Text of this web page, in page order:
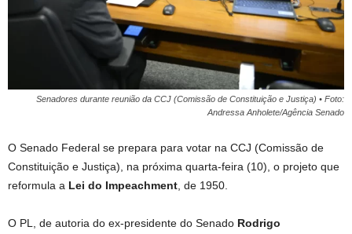
Senadores durante reunião da CCJ (Comissão de Constituição e Justiça) • Foto:
Andressa Anholete/Agência Senado
O Senado Federal se prepara para votar na CCJ (Comissão de
Constituição e Justiça), na próxima quarta-feira (10), o projeto que
reformula a Lei do Impeachment , de 1950.
O PL, de autoria do ex-presidente do Senado Rodrigo